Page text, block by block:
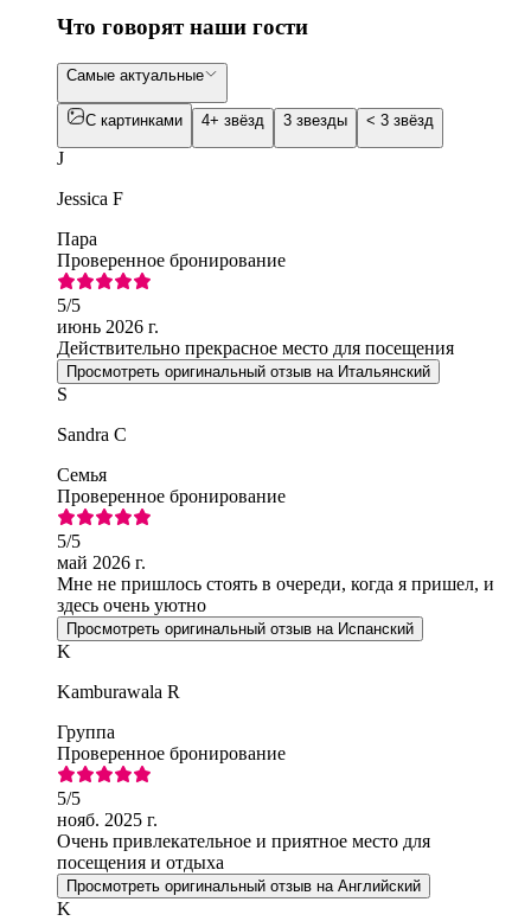
Что говорят наши гости
Самые актуальные
С картинками 4+ звёзд 3 звезды < 3 звёзд
J
Jessica F
Пара
Проверенное бронирование
5/5
июнь 2026 г.
Действительно прекрасное место для посещения
Просмотреть оригинальный отзыв на Итальянский
S
Sandra C
Семья
Проверенное бронирование
5/5
май 2026 г.
Мне не пришлось стоять в очереди, когда я пришел, и
здесь очень уютно
Просмотреть оригинальный отзыв на Испанский
K
Kamburawala R
Группа
Проверенное бронирование
5/5
нояб. 2025 г.
Очень привлекательное и приятное место для
посещения и отдыха
Просмотреть оригинальный отзыв на Английский
K